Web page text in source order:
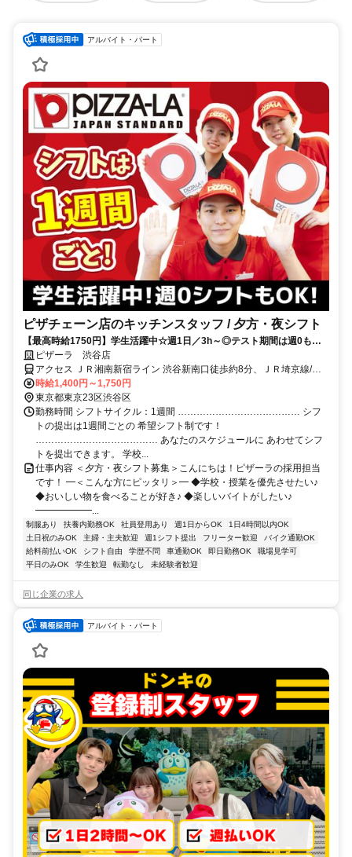
アルバイト・パート
ピザチェーン店のキッチンスタッフ / 夕方・夜シフト
【最高時給1750円】学生活躍中☆週1日／3h～◎テスト期間は週0も
OK♪＜Free Wi-Fi有＞｜全曜日・全時間帯大募集♪
ピザーラ 渋谷店
アクセス ＪＲ湘南新宿ライン 渋谷新南口徒歩約8分、ＪＲ埼京線/Ｊ
Ｒ川越線 渋谷新南口徒歩約8分、東急東横線 代官山北口徒歩約10分
時給1,400円～1,750円
東京都東京23区渋谷区
勤務時間 シフトサイクル：1週間 ………………………………… シフ
トの提出は1週間ごとの 希望シフト制です！
………………………………… あなたのスケジュールに あわせてシフ
トを提出できます。 学校...
仕事内容 ＜夕方・夜シフト募集＞こんにちは！ピザーラの採用担当
です！ ━＜こんな方にピッタリ＞━ ◆学校・授業を優先させたい♪
◆おいしい物を食べることが好き♪ ◆楽しいバイトがしたい♪
━━━━━━...
制服あり 扶養内勤務OK 社員登用あり 週1日からOK
1日4時間以内OK
土日祝のみOK
主婦・主夫歓迎 週1シフト提出 フリーター歓迎
バイク通勤OK
給料前払いOK
シフト自由 学歴不問 車通勤OK 即日勤務OK
職場見学可
平日のみOK
学生歓迎 転勤なし 未経験者歓迎
同じ企業の求人
アルバイト・パート